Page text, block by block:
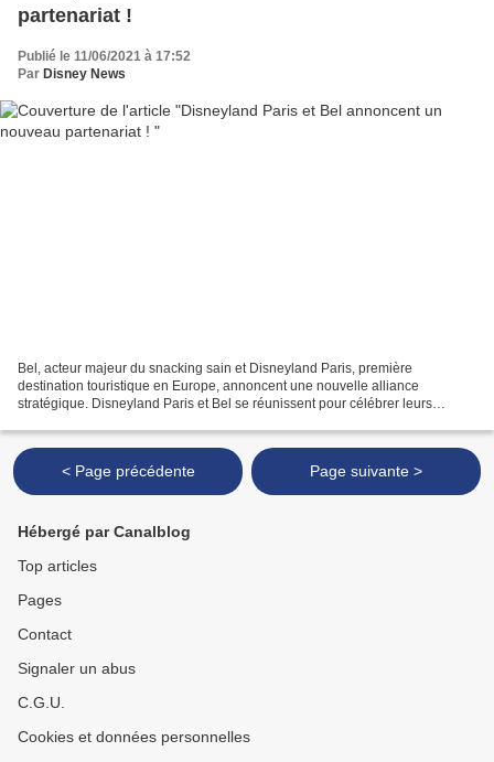
partenariat !
Publié le 11/06/2021 à 17:52
Par Disney News
Bel, acteur majeur du snacking sain et Disneyland Paris, première
destination touristique en Europe, annoncent une nouvelle alliance
stratégique. Disneyland Paris et Bel se réunissent pour célébrer leurs
< Page précédente Page suivante >
Hébergé par Canalblog
Top articles
Pages
Contact
Signaler un abus
C.G.U.
Cookies et données personnelles